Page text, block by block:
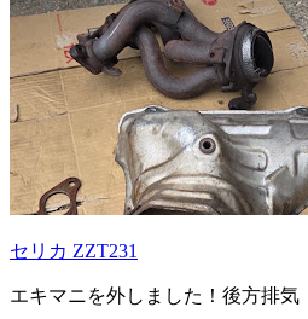
セリカ ZZT231
エキマニを外しました！後方排気